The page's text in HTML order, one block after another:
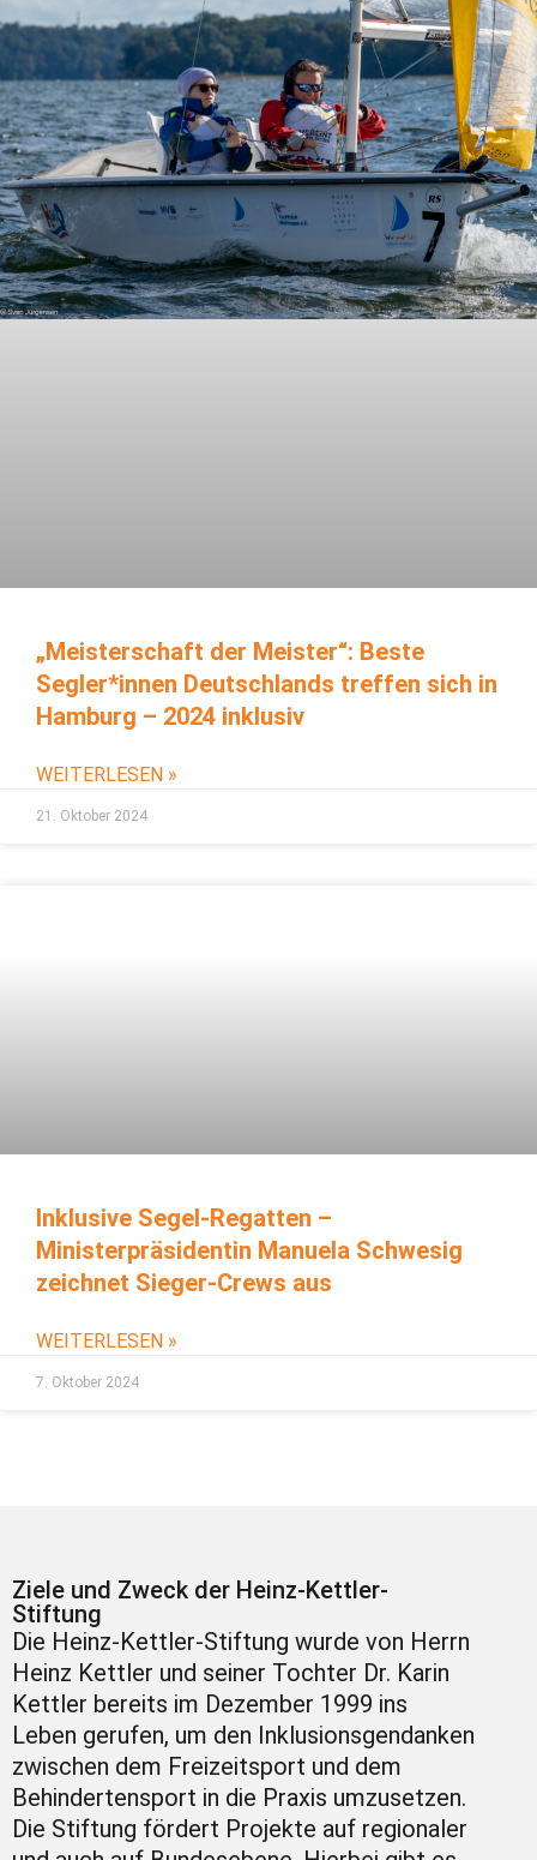
„Meisterschaft der Meister“: Beste
Segler*innen Deutschlands treffen sich in
Hamburg – 2024 inklusiv
WEITERLESEN »
21. Oktober 2024
Inklusive Segel-Regatten –
Ministerpräsidentin Manuela Schwesig
zeichnet Sieger-Crews aus
WEITERLESEN »
7. Oktober 2024
Ziele und Zweck der Heinz-Kettler-
Stiftung
Die Heinz-Kettler-Stiftung wurde von Herrn
Heinz Kettler und seiner Tochter Dr. Karin
Kettler bereits im Dezember 1999 ins
Leben gerufen, um den Inklusionsgendanken
zwischen dem Freizeitsport und dem
Behindertensport in die Praxis umzusetzen.
Die Stiftung fördert Projekte auf regionaler